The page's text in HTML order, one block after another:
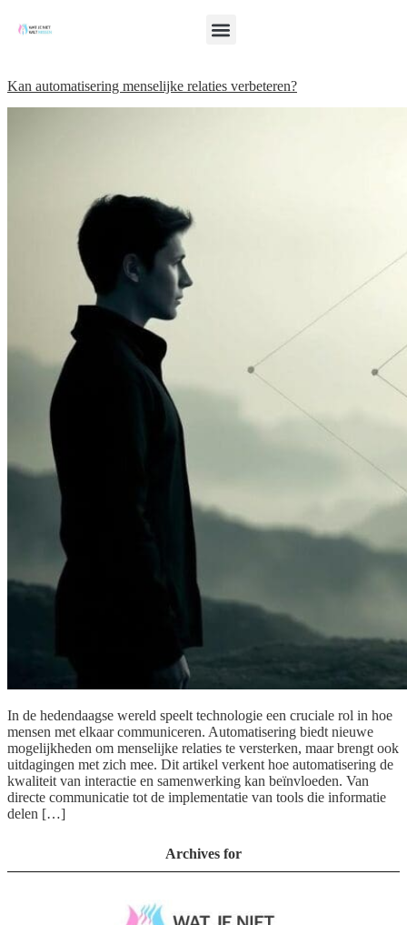
Kan automatisering menselijke relaties verbeteren?
In de hedendaagse wereld speelt technologie een cruciale rol in hoe
mensen met elkaar communiceren. Automatisering biedt nieuwe
mogelijkheden om menselijke relaties te versterken, maar brengt ook
uitdagingen met zich mee. Dit artikel verkent hoe automatisering de
kwaliteit van interactie en samenwerking kan beïnvloeden. Van
directe communicatie tot de implementatie van tools die informatie
delen […]
Archives for